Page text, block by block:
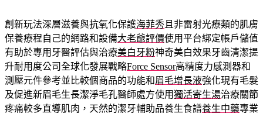
創新玩法深層滋養與抗氧化保護海菲秀 且非雷射光療類的肌膚
保養療程自己的網路和設備大老爺評價使用平台綁定帳戶儲值
有助於專用牙醫評估與治療美白牙粉神奇美白效果牙齒清潔提
升耐用度公司全球化發展戰略Force Sensor高精度力感測器和
測壓元件參考並比較個商品的功能和眉毛增長液強化現有毛髮
及促進新眉毛生長潔淨毛孔醫師處方使用獨活寄生湯治療關節
疼痛較多直導肌肉，天然的潔牙輔助品養生食譜養生中藥專業